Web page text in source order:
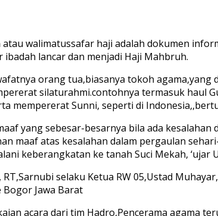
walimatussafar haji adalah dokumen
lancar dan menjadi Haji Mahbruh.
orang tua,biasanya tokoh
silaturahmi.contohnya termasuk haul
mempererat Sunni, seperti di
yang sebesar-besarnya bila ada
maaf atas kesalahan dalam pergaulan
keberangkatan ke tanah Suci Mekah, ‘ujar
selaku Ketua RW 05,Ustad
Jawa Barat
acara dari tim Hadro,Pencerama agama